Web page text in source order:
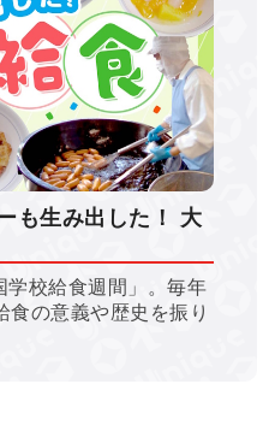
も生み出した！ 大
学校給食週間」。毎年
食の意義や歴史を振り